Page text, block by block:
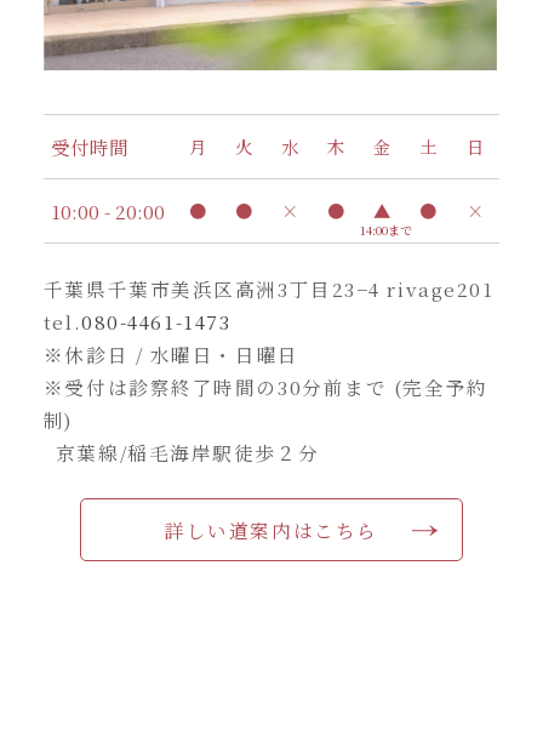
受付時間 月 火 水 木 金 土 日
10:00 - 20:00 ● ● × ● ▲
14:00まで
● ×
千葉県千葉市美浜区高洲3丁目23−4 rivage201
tel.080-4461-1473
※休診日 / 水曜日・日曜日
※受付は診察終了時間の30分前まで (完全予約
制)
京葉線/稲毛海岸駅徒歩２分
詳しい道案内はこちら